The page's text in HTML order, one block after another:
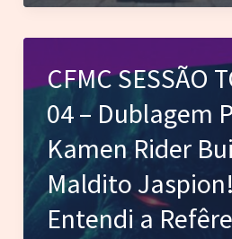
Chouriki
Sentai
(1995)
CFMC SESSÃO
04 – Dublagem
Kamen Rider
Maldito
Entendi a